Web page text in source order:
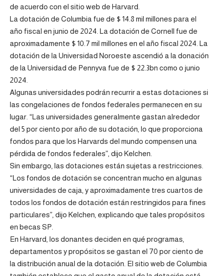
de acuerdo con el sitio web de Harvard.
La dotación de Columbia fue de $ 14.8 mil millones para el
año fiscal en junio de 2024. La dotación de Cornell fue de
aproximadamente $ 10.7 mil millones en el año fiscal 2024. La
dotación de la Universidad Noroeste ascendió a la donación
de la Universidad de Pennyva fue de $ 22.3bn como o junio
2024.
Algunas universidades podrán recurrir a estas dotaciones si
las congelaciones de fondos federales permanecen en su
lugar. “Las universidades generalmente gastan alrededor
del 5 por ciento por año de su dotación, lo que proporciona
fondos para que los Harvards del mundo compensen una
pérdida de fondos federales”, dijo Kelchen.
Sin embargo, las dotaciones están sujetas a restricciones.
“Los fondos de dotación se concentran mucho en algunas
universidades de caja, y aproximadamente tres cuartos de
todos los fondos de dotación están restringidos para fines
particulares”, dijo Kelchen, explicando que tales propósitos
en becas SP.
En Harvard, los donantes deciden en qué programas,
departamentos y propósitos se gastan el 70 por ciento de
la distribución anual de la dotación. El sitio web de Columbia